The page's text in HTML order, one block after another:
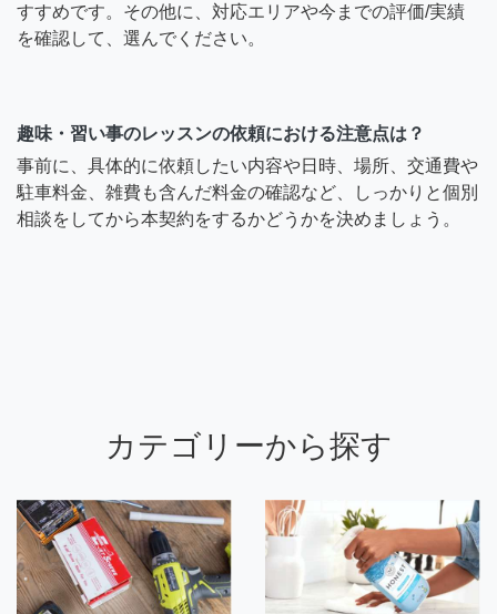
すすめです。その他に、対応エリアや今までの評価/実績
を確認して、選んでください。
趣味・習い事のレッスンの依頼における注意点は？
事前に、具体的に依頼したい内容や日時、場所、交通費や
駐車料金、雑費も含んだ料金の確認など、しっかりと個別
相談をしてから本契約をするかどうかを決めましょう。
カテゴリーから探す